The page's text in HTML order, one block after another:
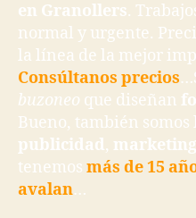
en Granollers.
normal y urgente.
la línea de la mejor
Consúltanos precios
buzoneo que diseñan
Bueno, también
publicidad, marketing
tenemos más de 15
avalan…